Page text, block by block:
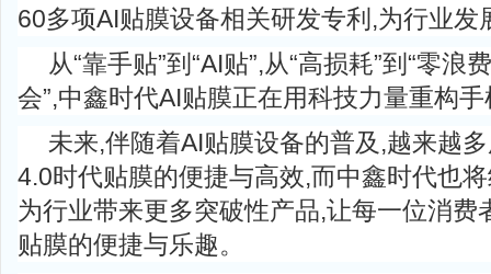
60多项AI贴膜设备相关研发专利,为行业发
从“靠手贴”到“AI贴”,从“高损耗”到“零浪
会”,中鑫时代AI贴膜正在用科技力量重构
未来,伴随着AI贴膜设备的普及,越来越
4.0时代贴膜的便捷与高效,而中鑫时代也
为行业带来更多突破性产品,让每一位消费
贴膜的便捷与乐趣。